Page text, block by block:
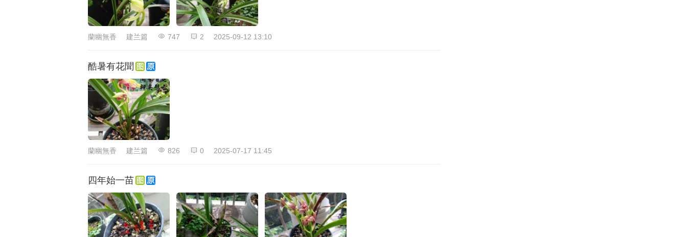
蘭幽無香 建兰篇 747 2 2025-09-12 13:10
酷暑有花聞
蘭幽無香 建兰篇 826 0 2025-07-17 11:45
四年始一苗